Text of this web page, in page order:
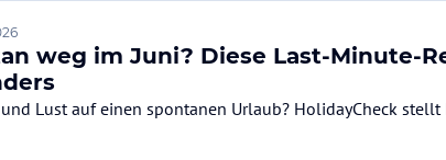
weg im Juni? Diese Last-Minute-
Lust auf einen spontanen Urlaub? HolidayCheck